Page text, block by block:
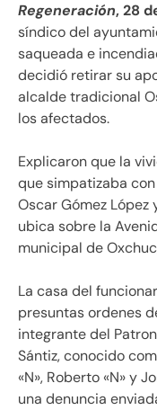
Regeneración, 28
síndico del
saqueada e
decidió retirar su
alcalde tradicional
los afectados.
Explicaron que la
que simpatizaba
Oscar Gómez López
ubica sobre la
municipal de
La casa del
presuntas ordenes
integrante del
Sántiz, conocido
«N», Roberto «N» y
una denuncia